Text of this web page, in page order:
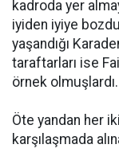
kadroda yer
iyiden iyiye
yaşandığı
taraftarları ise
örnek olmuşlardı.
Öte yandan her
karşılaşmada